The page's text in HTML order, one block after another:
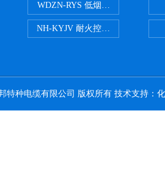
WDZN-RYS 低烟无卤耐火双绞线
NH-KYJV 耐火控制电缆
特种电缆有限公司 版权所有 技术支持：